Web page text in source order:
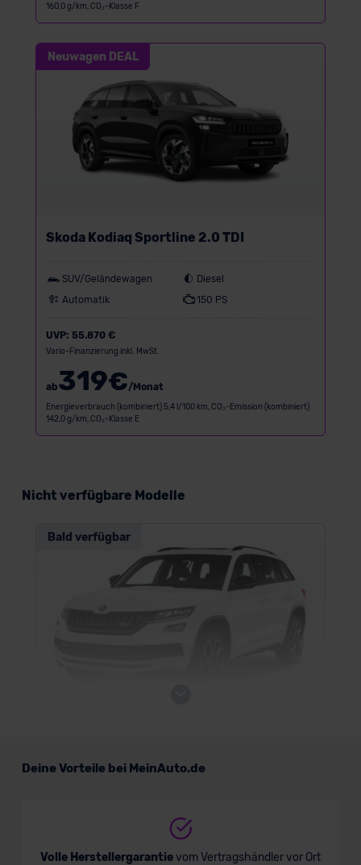
160,0 g/km, CO₂-Klasse F
Neuwagen DEAL
Skoda Kodiaq Sportline 2.0 TDI
SUV/Geländewagen
Diesel
Automatik
150 PS
UVP: 55.870 €
Vario-Finanzierung inkl. MwSt.
ab319€/Monat
Energieverbrauch (kombiniert) 5,4 l/100 km, CO₂-Emission (kombiniert)
142,0 g/km, CO₂-Klasse E
Nicht verfügbare Modelle
Bald verfügbar
Deine Vorteile bei MeinAuto.de
Volle Herstellergarantievom Vertragshändler vor Ort